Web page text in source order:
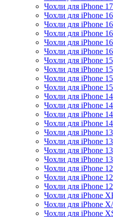
Чохли для iPhone
Чохли для iPhone 16
Чохли для iPhone
Чохли для iPhone
Чохли для iPhone
Чохли для iPhone
Чохли для iPhone 15
Чохли для iPhone
Чохли для iPhone
Чохли для iPhone
Чохли для iPhone 14
Чохли для iPhone
Чохли для iPhone
Чохли для iPhone
Чохли для iPhone 13
Чохли для iPhone
Чохли для iPhone
Чохли для iPhone
Чохли для iPhone
Чохли для iPhone
Чохли для iPhone
Чохли для iPhone
Чохли для iPhone
Чохли для iPhone